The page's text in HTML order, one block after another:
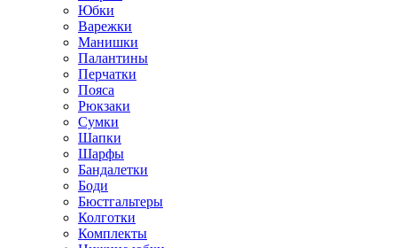
Юбки
Варежки
Манишки
Палантины
Перчатки
Пояса
Рюкзаки
Сумки
Шапки
Шарфы
Бандалетки
Боди
Бюстгальтеры
Колготки
Комплекты